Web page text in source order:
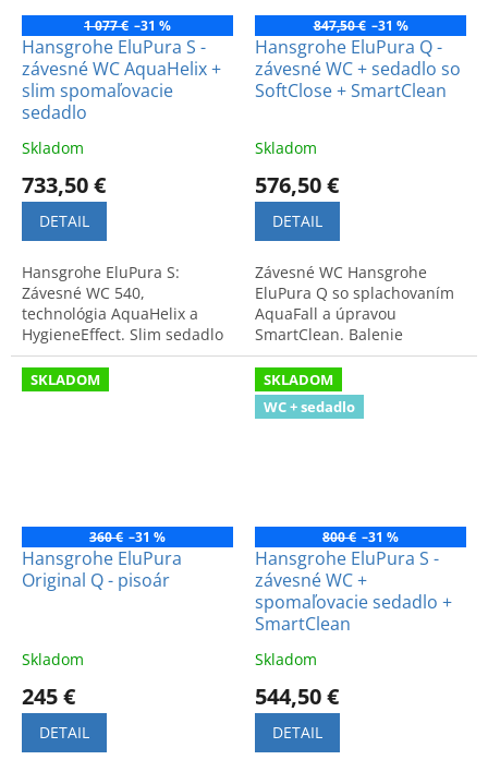
1 077 € –31 %
Hansgrohe EluPura S -
závesné WC AquaHelix +
slim spomaľovacie
sedadlo
Skladom
733,50 €
DETAIL
Hansgrohe EluPura S:
Závesné WC 540,
technológia AquaHelix a
HygieneEffect. Slim sedadlo
so SoftClose a QuickRelease.
Moderný dizajn a vysoká
funkčnosť.
847,50 € –31 %
Hansgrohe EluPura Q -
závesné WC + sedadlo so
SoftClose + SmartClean
Skladom
576,50 €
DETAIL
Závesné WC Hansgrohe
EluPura Q so splachovaním
AquaFall a úpravou
SmartClean. Balenie
obsahuje sedadlo so
systémami SoftClose a
QuickRelease. Elegantná
biela farba.
SKLADOM
360 € –31 %
Hansgrohe EluPura
Original Q - pisoár
Skladom
245 €
DETAIL
SKLADOM
WC + sedadlo
800 € –31 %
Hansgrohe EluPura S -
závesné WC +
spomaľovacie sedadlo +
SmartClean
Skladom
544,50 €
DETAIL